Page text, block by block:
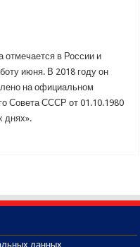
отмечается в России и
июня. В 2018 году он
на официальном
Совета СССР от 01.10.1980
днях».
данных